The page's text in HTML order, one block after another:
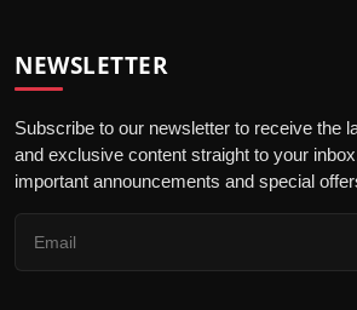
NEWSLETTER
Subscribe to our newsletter to receive the
and exclusive content straight to your
important announcements and special